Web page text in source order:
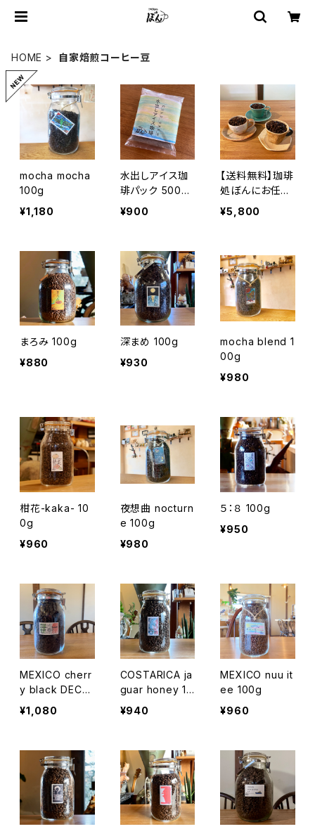
HOME 自家焙煎コーヒー豆
mocha mocha
100g
¥1,180
水出しアイス珈
琲パック 500ml
×2P入
¥900
【送料無料】珈琲
処ぼんにお任せ
コーヒー豆200
g×3種詰め合わ
¥5,800
まろみ 100g
¥880
深まめ 100g
¥930
mocha blend 1
00g
¥980
柑花-kaka- 10
0g
¥960
夜想曲 nocturn
e 100g
¥980
５：８ 100g
¥950
MEXICO cherr
y black DECA
F 100g
¥1,080
COSTARICA ja
guar honey 10
0g
¥940
MEXICO nuu it
ee 100g
¥960